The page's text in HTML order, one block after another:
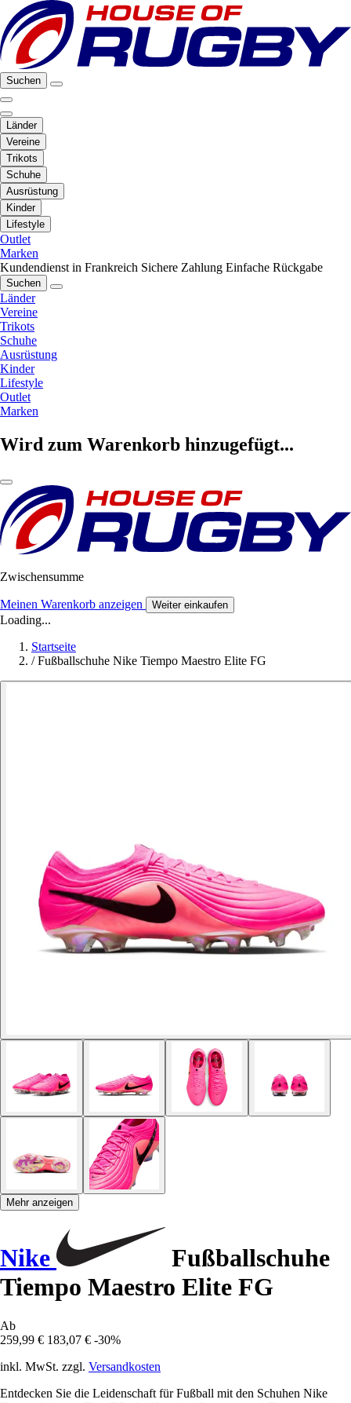
Suchen
Länder
Vereine
Trikots
Schuhe
Ausrüstung
Kinder
Lifestyle
Outlet
Marken
Kundendienst in Frankreich Sichere Zahlung Einfache Rückgabe
Suchen
Länder
Vereine
Trikots
Schuhe
Ausrüstung
Kinder
Lifestyle
Outlet
Marken
Wird zum Warenkorb hinzugefügt...
Zwischensumme
Meinen Warenkorb anzeigen Weiter einkaufen
Loading...
Startseite
/ Fußballschuhe Nike Tiempo Maestro Elite FG
Mehr anzeigen
Nike
Fußballschuhe
Tiempo Maestro Elite FG
Ab
259,99 € 183,07 € -30%
inkl. MwSt. zzgl. Versandkosten
Entdecken Sie die Leidenschaft für Fußball mit den Schuhen Nike